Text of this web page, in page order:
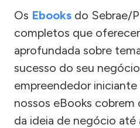
Os Ebooks do Sebrae/
completos que
aprofundada sobre
sucesso do seu
empreendedor
nossos eBooks
da ideia de negócio até